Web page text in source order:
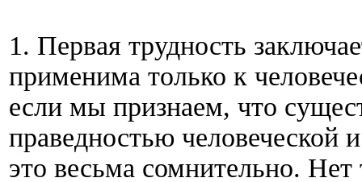
1. Первая трудность
применима только к
если мы признаем, что
праведностью
это весьма сомнительно. Нет